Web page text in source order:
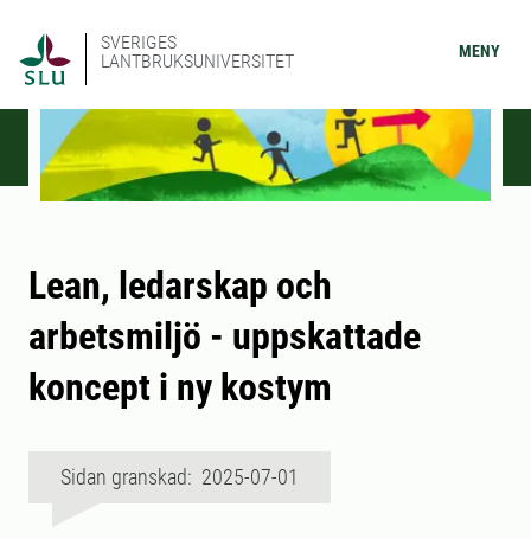
SVERIGES
LANTBRUKSUNIVERSITET
MENY
Lean, ledarskap och
arbetsmiljö - uppskattade
koncept i ny kostym
Sidan granskad: 2025-07-01